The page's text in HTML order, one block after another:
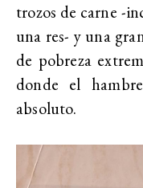
trozos de carne -
una res- y una
de pobreza
donde el
absoluto.